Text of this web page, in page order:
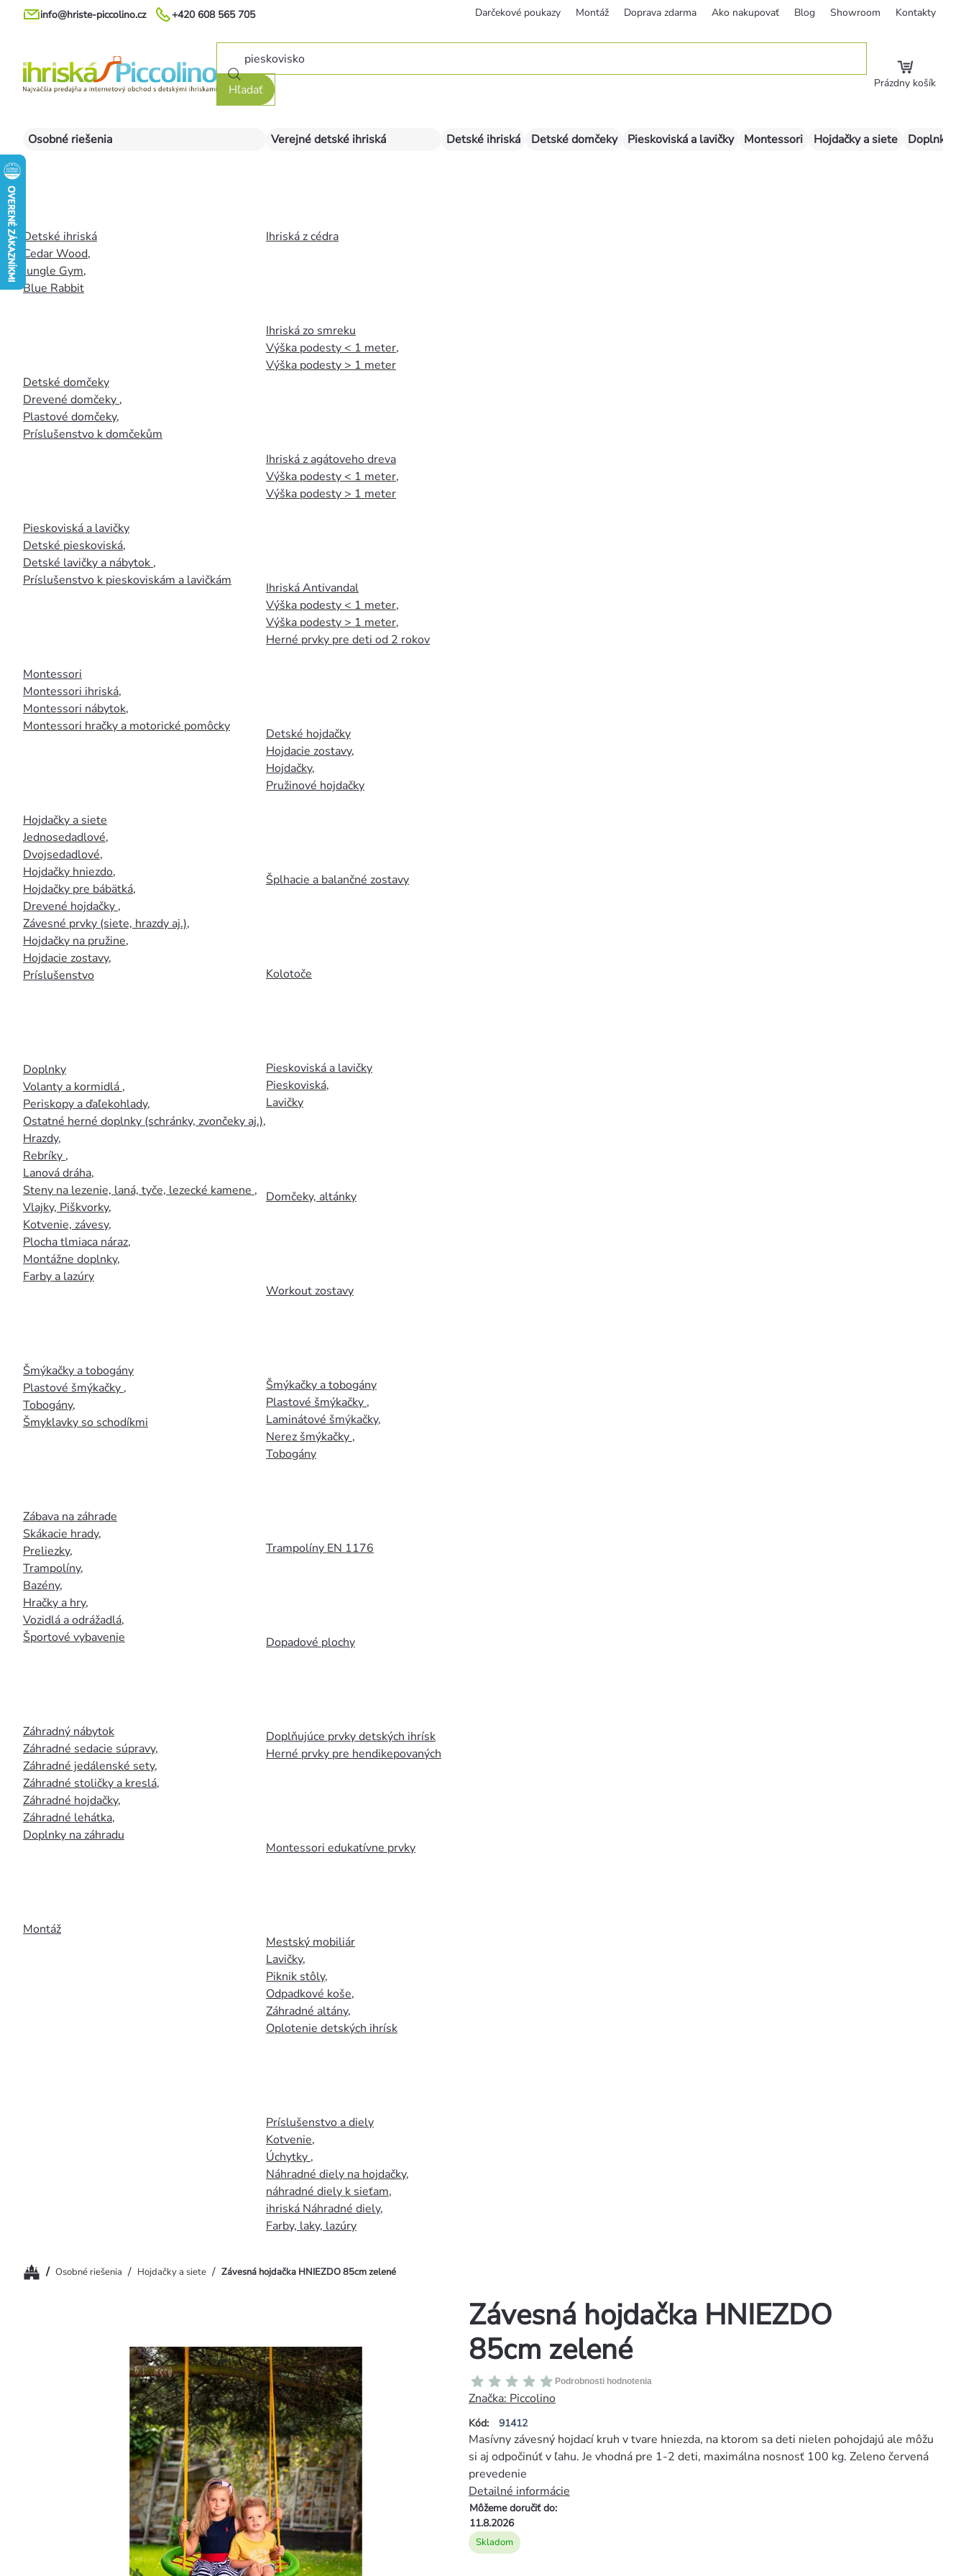
Prejsť
+420 608 565 705
info@hriste-piccolino.cz Darčekové poukazy Montáž Doprava zdarma Ako nakupovať Blog Showroom Kontakty
Hľadať Prázdny košík
Osobné riešenia
Detské ihriská
Cedar Wood,
Jungle Gym,
Blue Rabbit
Detské domčeky
Drevené domčeky ,
Plastové domčeky,
Príslušenstvo k domčekům
Pieskoviská a lavičky
Detské pieskoviská,
Detské lavičky a nábytok ,
Príslušenstvo k pieskoviskám a lavičkám
Montessori
Montessori ihriská,
Montessori nábytok,
Montessori hračky a motorické pomôcky
Hojdačky a siete
Jednosedadlové,
Dvojsedadlové,
Hojdačky hniezdo,
Hojdačky pre bábätká,
Drevené hojdačky ,
Závesné prvky (siete, hrazdy aj.),
Hojdačky na pružine,
Hojdacie zostavy,
Príslušenstvo
Doplnky
Volanty a kormidlá ,
Periskopy a ďaľekohlady,
Ostatné herné doplnky (schránky, zvončeky aj.),
Hrazdy,
Rebríky ,
Lanová dráha,
Steny na lezenie, laná, tyče, lezecké kamene ,
Vlajky, Piškvorky,
Kotvenie, závesy,
Plocha tlmiaca náraz,
Montážne doplnky,
Farby a lazúry
Šmýkačky a tobogány
Plastové šmýkačky ,
Tobogány,
Šmyklavky so schodíkmi
Zábava na záhrade
Skákacie hrady,
Preliezky,
Trampolíny,
Bazény,
Hračky a hry,
Vozidlá a odrážadlá,
Športové vybavenie
Záhradný nábytok
Záhradné sedacie súpravy,
Záhradné jedálenské sety,
Záhradné stoličky a kreslá,
Záhradné hojdačky,
Záhradné lehátka,
Doplnky na záhradu
Montáž
Verejné detské ihriská
Ihriská z cédra
Ihriská zo smreku
Výška podesty < 1 meter,
Výška podesty > 1 meter
Ihriská z agátoveho dreva
Výška podesty < 1 meter,
Výška podesty > 1 meter
Ihriská Antivandal
Výška podesty < 1 meter,
Výška podesty > 1 meter,
Herné prvky pre deti od 2 rokov
Detské hojdačky
Hojdacie zostavy,
Hojdačky,
Pružinové hojdačky
Šplhacie a balančné zostavy
Kolotoče
Pieskoviská a lavičky
Pieskoviská,
Lavičky
Domčeky, altánky
Workout zostavy
Šmýkačky a tobogány
Plastové šmýkačky ,
Laminátové šmýkačky,
Nerez šmýkačky ,
Tobogány
Trampolíny EN 1176
Dopadové plochy
Doplňujúce prvky detských ihrísk
Herné prvky pre hendikepovaných
Montessori edukatívne prvky
Mestský mobiliár
Lavičky,
Piknik stôly,
Odpadkové koše,
Záhradné altány,
Oplotenie detských ihrísk
Príslušenstvo a diely
Kotvenie,
Úchytky ,
Náhradné diely na hojdačky,
náhradné diely k sieťam,
ihriská Náhradné diely,
Farby, laky, lazúry
Detské ihriská Detské domčeky Pieskoviská a lavičky Montessori Hojdačky a siete Doplnky
Domov
/ Osobné riešenia / Hojdačky a siete / Závesná hojdačka HNIEZDO 85cm zelené
Závesná hojdačka HNIEZDO
85cm zelené
Kód: 91412
Priemerné
hodnotenie
produktu
je
0,0
5
hviezdičiek.
Podrobnosti hodnotenia
Značka: Piccolino
Skladom
Môžeme doručiť do:
11.8.2026
Masívny závesný hojdací kruh v tvare hniezda, na ktorom sa deti nielen pohojdajú ale môžu
si aj odpočinúť v ľahu. Je vhodná pre 1-2 deti, maximálna nosnosť 100 kg. Zeleno červená
prevedenie
Detailné informácie